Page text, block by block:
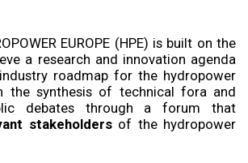
EUROPE (HPE) is built on the
a research and innovation agenda
roadmap for the hydropower
the synthesis of technical fora and
debates through a forum that
stakeholdersof the hydropower